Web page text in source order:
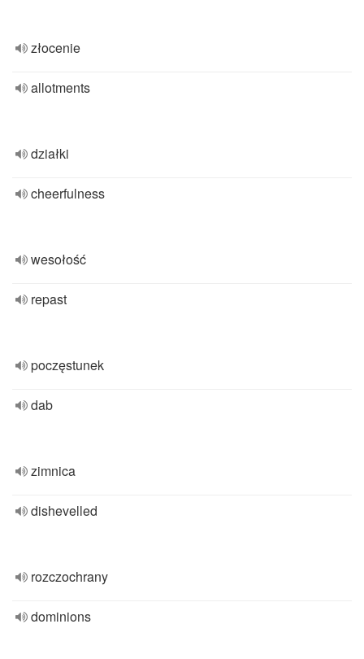
złocenie
allotments
działki
cheerfulness
wesołość
repast
poczęstunek
dab
zimnica
dishevelled
rozczochrany
dominions